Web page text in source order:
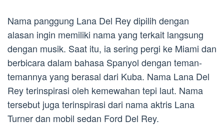
Nama panggung Lana Del Rey dipilih dengan
alasan ingin memiliki nama yang terkait langsung
dengan musik. Saat itu, ia sering pergi ke Miami dan
berbicara dalam bahasa Spanyol dengan teman-
temannya yang berasal dari Kuba. Nama Lana Del
Rey terinspirasi oleh kemewahan tepi laut. Nama
tersebut juga terinspirasi dari nama aktris Lana
Turner dan mobil sedan Ford Del Rey.